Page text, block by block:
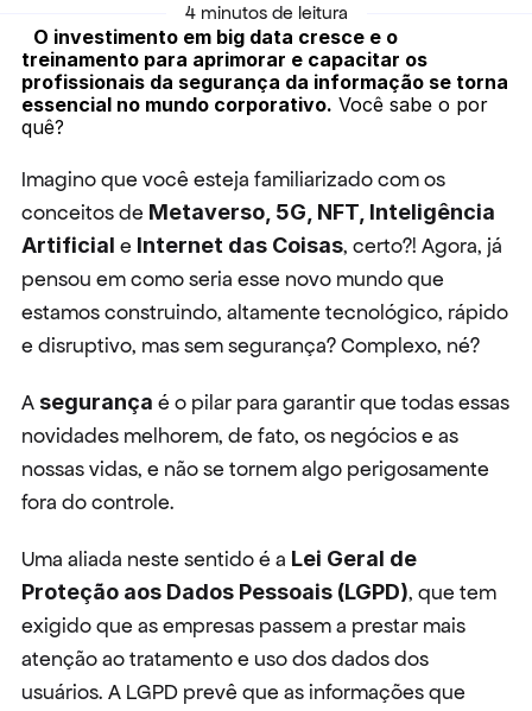
4 minutos de leitura
O investimento em big data cresce e o
treinamento para aprimorar e capacitar os
profissionais da segurança da informação se torna
essencial no mundo corporativo. Você sabe o por
quê?
Imagino que você esteja familiarizado com os
conceitos de Metaverso, 5G, NFT, Inteligência
Artificial e Internet das Coisas, certo?! Agora, já
pensou em como seria esse novo mundo que
estamos construindo, altamente tecnológico, rápido
e disruptivo, mas sem segurança? Complexo, né?
A segurança é o pilar para garantir que todas essas
novidades melhorem, de fato, os negócios e as
nossas vidas, e não se tornem algo perigosamente
fora do controle.
Uma aliada neste sentido é a Lei Geral de
Proteção aos Dados Pessoais (LGPD), que tem
exigido que as empresas passem a prestar mais
atenção ao tratamento e uso dos dados dos
usuários. A LGPD prevê que as informações que